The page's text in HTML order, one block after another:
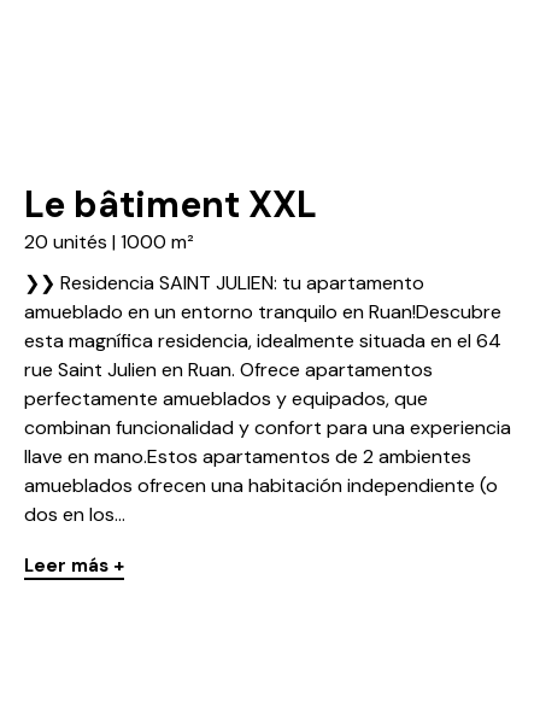
Le bâtiment XXL
20 unités | 1000 m²
❯❯ Residencia SAINT JULIEN: tu apartamento
amueblado en un entorno tranquilo en Ruan!Descubre
esta magnífica residencia, idealmente situada en el 64
rue Saint Julien en Ruan. Ofrece apartamentos
perfectamente amueblados y equipados, que
combinan funcionalidad y confort para una experiencia
llave en mano.Estos apartamentos de 2 ambientes
amueblados ofrecen una habitación independiente (o
dos en los...
Leer más +